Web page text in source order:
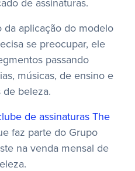
de assinaturas.
da aplicação do modelo
se preocupar, ele
passando
músicas, de ensino e
beleza.
de assinaturas The
faz parte do Grupo
na venda mensal de